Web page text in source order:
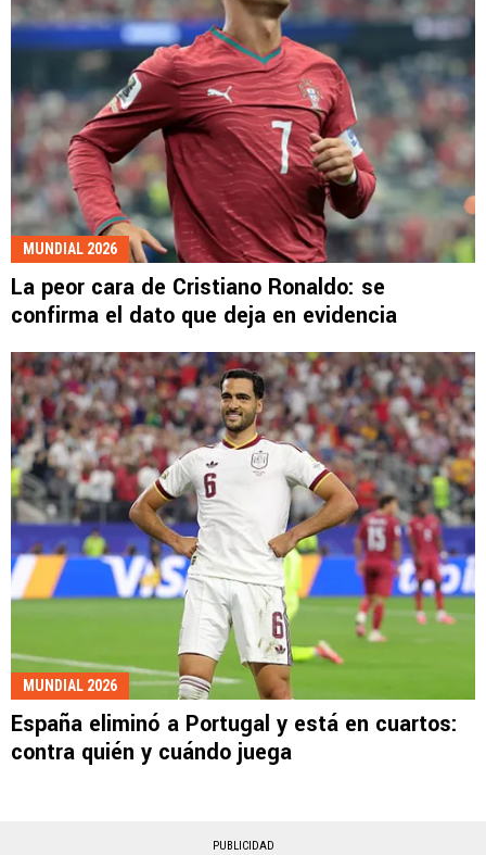
MUNDIAL 2026
La peor cara de Cristiano Ronaldo: se
confirma el dato que deja en evidencia
MUNDIAL 2026
España eliminó a Portugal y está en cuartos:
contra quién y cuándo juega
PUBLICIDAD